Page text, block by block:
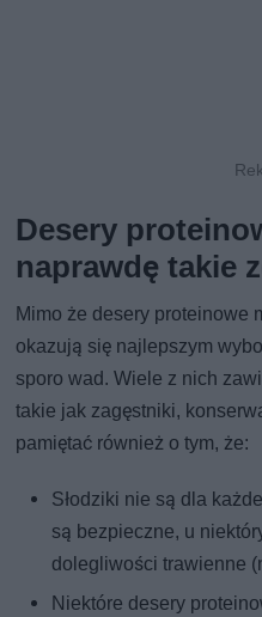
Desery
naprawdę takie
Mimo że desery proteinowe
okazują się najlepszym
sporo wad. Wiele z nich
takie jak zagęstniki,
pamiętać również o tym, że:
Słodziki nie są dla
są bezpieczne, u
dolegliwości trawienne
Niektóre desery